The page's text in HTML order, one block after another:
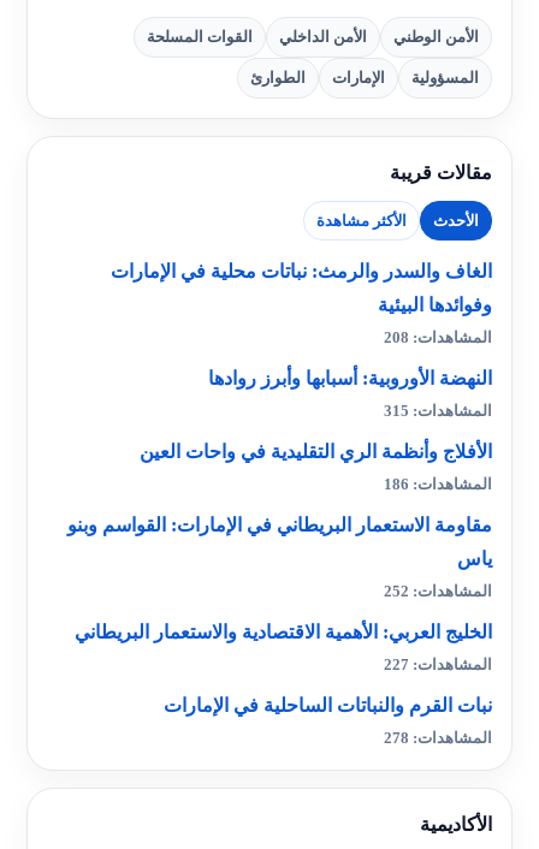
الأمن الوطني الأمن الداخلي القوات المسلحة
المسؤولية الإمارات الطوارئ
مقالات قريبة
الأحدث الأكثر مشاهدة
الغاف والسدر والرمث: نباتات محلية في الإمارات
وفوائدها البيئية
المشاهدات: 208
النهضة الأوروبية: أسبابها وأبرز روادها
المشاهدات: 315
الأفلاج وأنظمة الري التقليدية في واحات العين
المشاهدات: 186
مقاومة الاستعمار البريطاني في الإمارات: القواسم وبنو
ياس
المشاهدات: 252
الخليج العربي: الأهمية الاقتصادية والاستعمار البريطاني
المشاهدات: 227
نبات القرم والنباتات الساحلية في الإمارات
المشاهدات: 278
الأكاديمية